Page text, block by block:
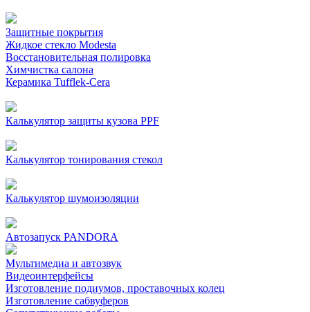
Защитные покрытия
Жидкое стекло Modesta
Восстановительная полировка
Химчистка салона
Керамика Tufflek-Cera
Калькулятор защиты кузова PPF
Калькулятор тонирования стекол
Калькулятор шумоизоляции
Автозапуск PANDORA
Мультимедиа и автозвук
Видеоинтерфейсы
Изготовление подиумов, проставочных колец
Изготовление сабвуферов